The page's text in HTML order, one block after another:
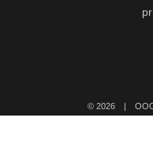
© 2026 | ООО